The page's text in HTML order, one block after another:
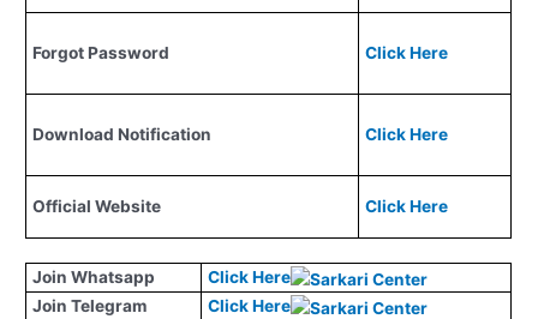
Forgot Password Click Here
Download Notification Click Here
Official Website Click Here
Join Whatsapp
Click Here
Join Telegram
Click Here